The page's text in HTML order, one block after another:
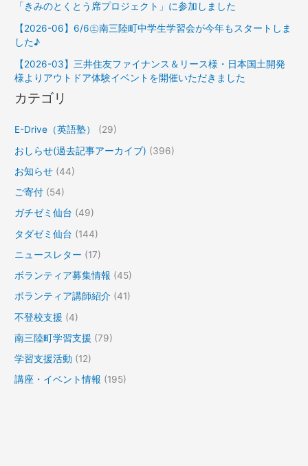
「きみのとくとう席プロジェクト」に参加しました
【2026-06】6/6㊏南三陸町中学生学習会が今年もスタートしま
した♪
【2026-03】三井住友ファイナンス＆リース様・日本国土開発
様よりアウトドア体験イベントを開催いただきました
カテゴリ
E-Drive（英語塾）
(29)
おしらせ(過去記事アーカイブ) (396)
お知らせ (44)
ご寄付 (54)
ガチゼミ仙台 (49)
タダゼミ仙台 (144)
ニュースレター (17)
ボランティア募集情報 (45)
ボランティア講師紹介 (41)
不登校支援 (4)
南三陸町学習支援 (79)
学習支援活動 (12)
講座・イベント情報 (195)